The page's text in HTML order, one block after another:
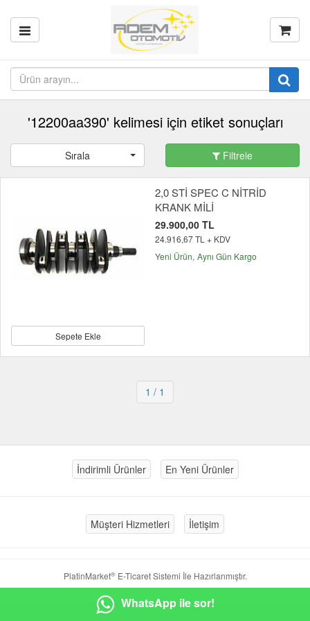
'12200aa390' kelimesi için etiket sonuçları
Sırala Filtrele
Sepete Ekle
2,0 STİ SPEC C NİTRİD
KRANK MİLİ
29.900,00 TL
24.916,67 TL + KDV
Yeni Ürün Aynı Gün Kargo
1 / 1
İndirimli Ürünler En Yeni Ürünler
Müşteri Hizmetleri İletişim
PlatinMarket®E-Ticaret Sistemi İle Hazırlanmıştır.
WhatsApp ile sor!